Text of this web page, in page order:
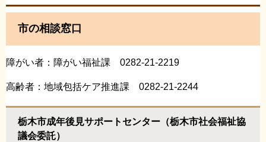
市の相談窓口
障がい者：障がい福祉課 0282-21-2219
高齢者：地域包括ケア推進課 0282-21-2244
栃木市成年後見サポートセンター（栃木市社会福祉協
議会委託）